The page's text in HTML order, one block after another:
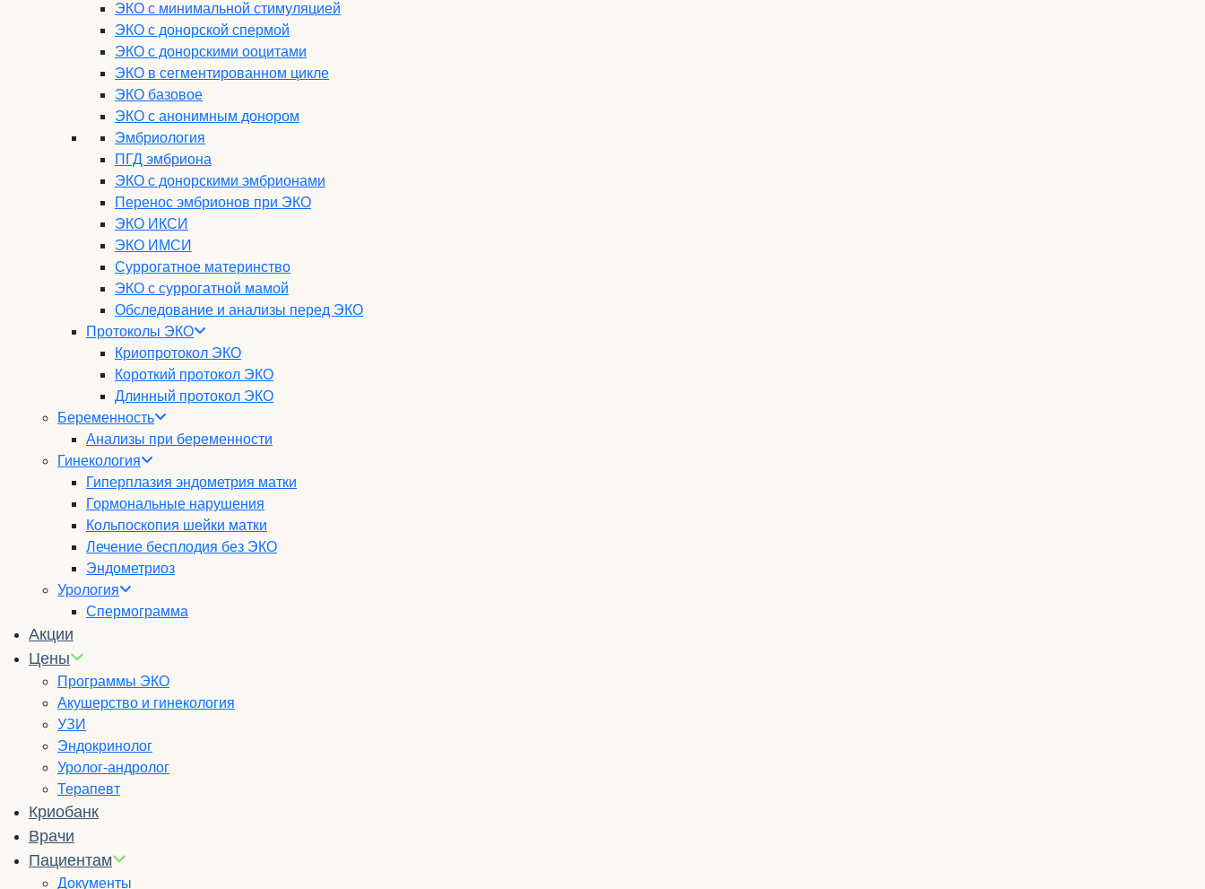
ЭКО с минимальной стимуляцией
ЭКО с донорской спермой
ЭКО с донорскими ооцитами
ЭКО в сегментированном цикле
ЭКО базовое
ЭКО с анонимным донором
Эмбриология
ПГД эмбриона
ЭКО с донорскими эмбрионами
Перенос эмбрионов при ЭКО
ЭКО ИКСИ
ЭКО ИМСИ
Суррогатное материнство
ЭКО с суррогатной мамой
Обследование и анализы перед ЭКО
Протоколы ЭКО
Криопротокол ЭКО
Короткий протокол ЭКО
Длинный протокол ЭКО
Беременность
Анализы при беременности
Гинекология
Гиперплазия эндометрия матки
Гормональные нарушения
Кольпоскопия шейки матки
Лечение бесплодия без ЭКО
Эндометриоз
Урология
Спермограмма
Акции
Цены
Программы ЭКО
Акушерство и гинекология
УЗИ
Эндокринолог
Уролог-андролог
Терапевт
Криобанк
Врачи
Пациентам
Документы